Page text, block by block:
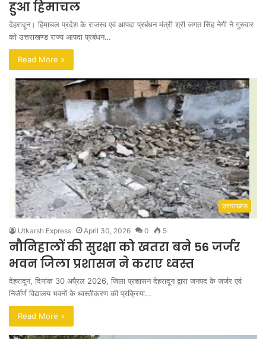
हुआ हिमाचल
देहरादून। हिमाचल प्रदेश के राजस्व एवं आपदा प्रबंधन मंत्री श्री जगत सिंह नेगी ने गुरुवार
को उत्तराखण्ड राज्य आपदा प्रबंधन…
Read More »
उत्तराखण्ड
Utkarsh Express April 30, 2026 0 5
नौनिहालों की सुरक्षा को खतरा बने 56 जर्जर
भवन जिला प्रशासन ने कराए ध्वस्त
देहरादून, दिनांक 30 अपै्रल 2026, जिला प्रशासन देहरादून द्वारा जनपद के जर्जर एवं
निर्जीर्ण विद्यालय भवनों के ध्वस्तीकरण की प्रक्रिया…
Read More »